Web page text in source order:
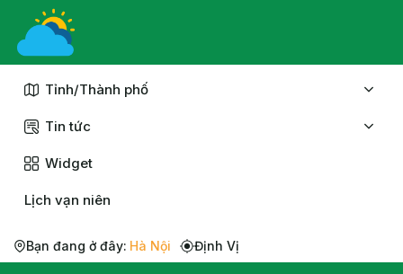
Chuyển
nội
Tỉnh/Thành phố
Tin tức
Widget
Lịch vạn niên
Bạn đang ở đây: Hà Nội Định Vị